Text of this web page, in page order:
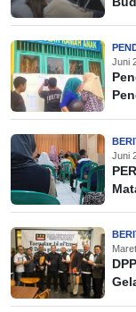
Juni
Juni